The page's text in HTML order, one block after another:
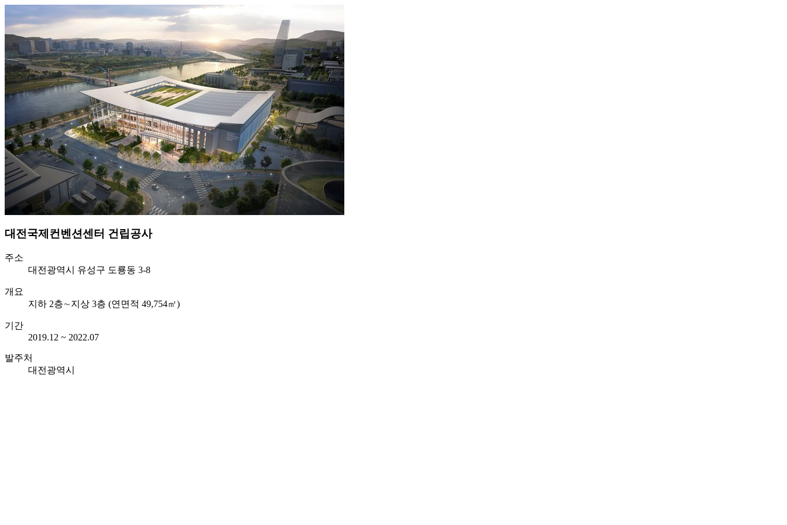
대전국제컨벤션센터 건립공사
주소
대전광역시 유성구 도룡동 3-8
개요
지하 2층∼지상 3층 (연면적 49,754㎡)
기간
2019.12 ~ 2022.07
발주처
대전광역시